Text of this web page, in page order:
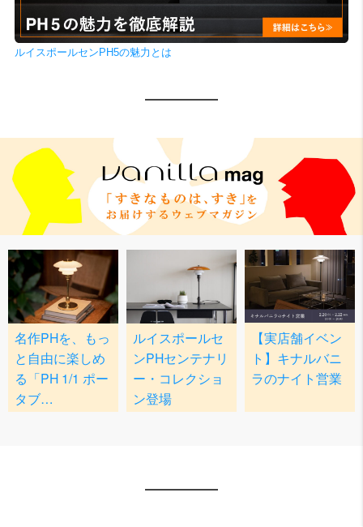
ルイスポールセンPH5の魅力とは